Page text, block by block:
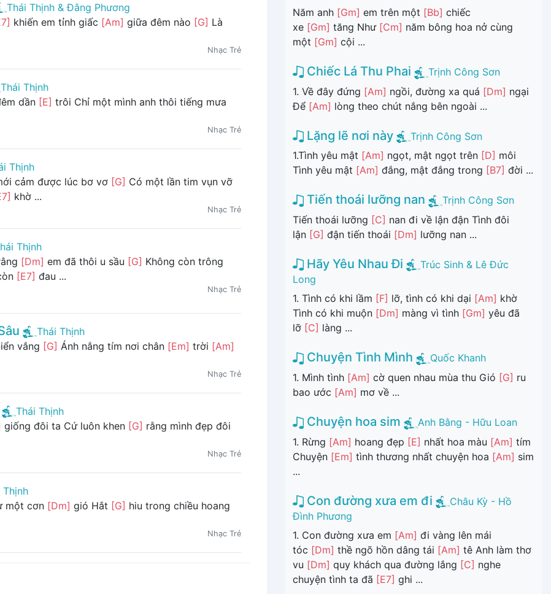
Thái Thịnh & Đằng Phương
khiến em tỉnh giấc [Am] giữa đêm nào [G] Là
Nhạc Trẻ
Thái Thịnh
dần [E] trôi Chỉ một mình anh thôi tiếng mưa
Nhạc Trẻ
Thịnh
cảm được lúc bơ vơ [G] Có một lần tim vụn vỡ
khờ ...
Nhạc Trẻ
Thịnh
[Dm] em đã thôi u sầu [G] Không còn trông
[E7] đau ...
Nhạc Trẻ
Thái Thịnh
vắng [G] Ánh nắng tím nơi chân [Em] trời [Am]
Nhạc Trẻ
Thái Thịnh
giống đôi ta Cứ luôn khen [G] rằng mình đẹp đôi
Nhạc Trẻ
Thịnh
một cơn [Dm] gió Hắt [G] hiu trong chiều hoang
Nhạc Trẻ
Năm anh [Gm] em trên một [Bb] chiếc
xe [Gm] tăng Như [Cm] năm bông hoa nở cùng
một [Gm] cội ...
Chiếc Lá Thu Phai
Trịnh Công Sơn
1. Về đây đứng [Am] ngồi, đường xa quá [Dm] ngại
Để [Am] lòng theo chút nắng bên ngoài ...
Lặng lẽ nơi này
Trịnh Công Sơn
1.Tình yêu mật [Am] ngọt, mật ngọt trên [D] môi
Tình yêu mật [Am] đắng, mật đắng trong [B7] đời ...
Tiến thoái lưỡng nan
Trịnh Công Sơn
Tiến thoái lưỡng [C] nan đi về lận đận Tình đôi
lận [G] đận tiến thoái [Dm] lưỡng nan ...
Hãy Yêu Nhau Đi
Trúc Sinh & Lê Đức
Long
1. Tình có khi lầm [F] lỡ, tình có khi dại [Am] khờ
Tình có khi muộn [Dm] màng vì tình [Gm] yêu đã
lỡ [C] làng ...
Chuyện Tình Mình
Quốc Khanh
1. Mình tình [Am] cờ quen nhau mùa thu Gió [G] ru
bao ước [Am] mơ về ...
Chuyện hoa sim
Anh Bằng - Hữu Loan
1. Rừng [Am] hoang đẹp [E] nhất hoa màu [Am] tím
Chuyện [Em] tình thương nhất chuyện hoa [Am] sim
...
Con đường xưa em đi
Châu Kỳ - Hồ
Đình Phương
1. Con đường xưa em [Am] đi vàng lên mái
tóc [Dm] thề ngõ hồn dâng tái [Am] tê Anh làm thơ
vu [Dm] quy khách qua đường lắng [C] nghe
chuyện tình ta đã [E7] ghi ...